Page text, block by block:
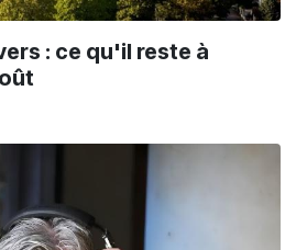
: ce qu'il reste à